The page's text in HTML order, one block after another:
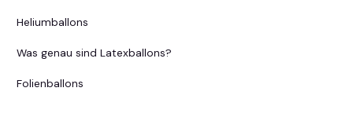
Heliumballons
Was genau sind Latexballons?
Folienballons